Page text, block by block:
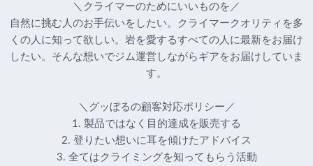
＼クライマーのためにいいものを／
自然に挑む人のお手伝いをしたい。クライマークオリティを多
くの人に知って欲しい。岩を愛するすべての人に最新をお届け
したい。そんな想いでジム運営しながらギアをお届けしていま
す。
＼グッぼるの顧客対応ポリシー／
1. 製品ではなく目的達成を販売する
2. 登りたい想いに耳を傾けたアドバイス
3. 全てはクライミングを知ってもらう活動